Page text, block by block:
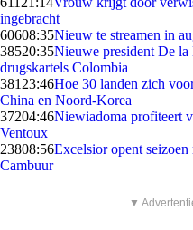
ingebracht
60608:35Nieuw te streamen in
38520:35Nieuwe president De la
drugskartels Colombia
381 23:46Hoe 30 landen zich
China en Noord-Korea
37204:46Niewiadoma profiteert
Ventoux
23808:56Excelsior opent
Cambuur
▼